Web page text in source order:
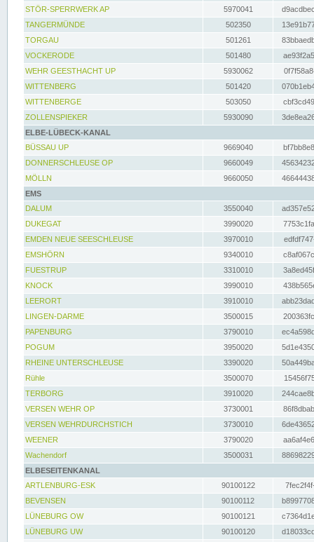
STÖR-SPERRWERK AP 5970041
TANGERMÜNDE
502350
TORGAU
501261
VOCKERODE
501480
WEHR GEESTHACHT UP
5930062
WITTENBERG
501420
WITTENBERGE
503050
ZOLLENSPIEKER
5930090
ELBE-LÜBECK-KANAL
BÜSSAU UP
9669040
DONNERSCHLEUSE OP
9660049
MÖLLN
9660050
EMS
DALUM
3550040
DUKEGAT
3990020
EMDEN NEUE SEESCHLEUSE
3970010
EMSHÖRN
9340010
FUESTRUP
3310010
KNOCK
3990010
LEERORT
3910010
LINGEN-DARME
3500015
PAPENBURG
3790010
POGUM
3950020
RHEINE UNTERSCHLEUSE
3390020
Rühle
3500070
TERBORG
3910020
VERSEN WEHR OP
3730001
VERSEN WEHRDURCHSTICH
3730010
WEENER
3790020
Wachendorf
3500031
ELBESEITENKANAL
ARTLENBURG-ESK
90100122
BEVENSEN
90100112
LÜNEBURG OW
90100121
LÜNEBURG UW
90100120